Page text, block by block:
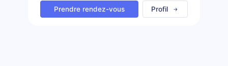
Prendre rendez-vous Profil